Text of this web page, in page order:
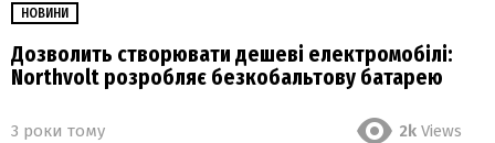
НОВИНИ
Дозволить створювати дешеві електромобілі:
Northvolt розробляє безкобальтову батарею
3 роки тому 2k Views